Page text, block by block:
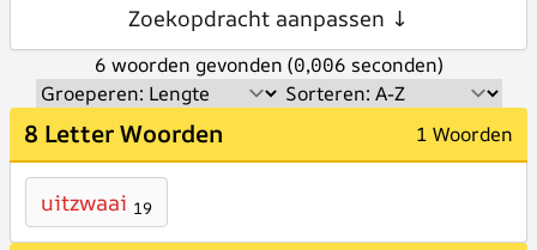
Zoekopdracht aanpassen ↓
6 woorden gevonden (0,006 seconden)
8 Letter Woorden 1 Woorden
uitzwaai 19